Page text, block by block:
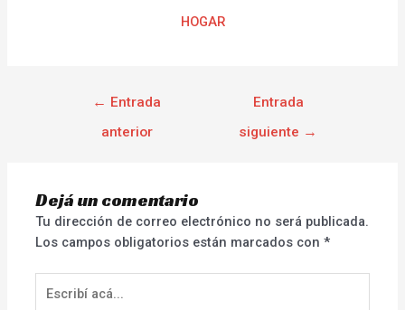
HOGAR
← Entrada
anterior
Entrada
siguiente →
Dejá un comentario
Tu dirección de correo electrónico no será publicada.
Los campos obligatorios están marcados con*
acá...